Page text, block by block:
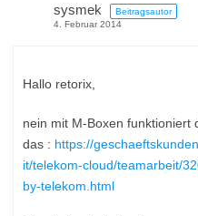
sysmek
Beitragsautor
4. Februar 2014
Hallo retorix,
nein mit M-Boxen funktioniert
das : https://
it/telekom-cloud/teamarbeit/
by-telekom.html